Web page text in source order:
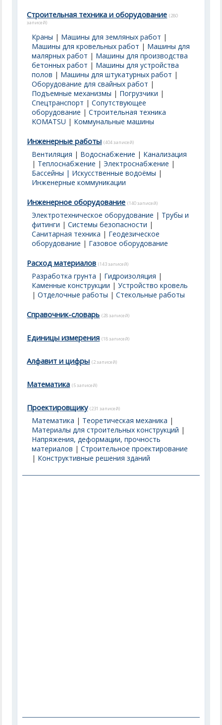
Строительная техника и оборудование (280
записей)
Краны | Машины для земляных работ |
Машины для кровельных работ | Машины для
малярных работ | Машины для производства
бетонных работ | Машины для устройства
полов | Машины для штукатурных работ |
Оборудование для свайных работ |
Подъемные механизмы | Погрузчики |
Спецтранспорт |Сопутствующее
оборудование |Строительная техника
KOMATSU | Коммунальные машины
Инженерные работы (404 записей)
Вентиляция | Водоснабжение | Канализация
| Теплоснабжение |Электроснабжение |
Бассейны | Искусственные водоёмы |
Инженерные коммуникации
Инженерное оборудование (140 записей)
Электротехническое оборудование | Трубы и
фитинги |Системы безопасности |
Санитарная техника | Геодезическое
оборудование | Газовое оборудование
Расход материалов (143 записей)
Разработка грунта | Гидроизоляция |
Каменные конструкции |Устройство кровель
|Отделочные работы |Стекольные работы
Справочник-словарь (28 записей)
Единицы измерения (18 записей)
Алфавит и цифры (2 записей)
Математика (5 записей)
Проектировщику (231 записей)
Математика | Теоретическая механика |
Материалы для строительных конструкций |
Напряжения, деформации, прочность
материалов |Строительное проектирование
| Конструктивные решения зданий